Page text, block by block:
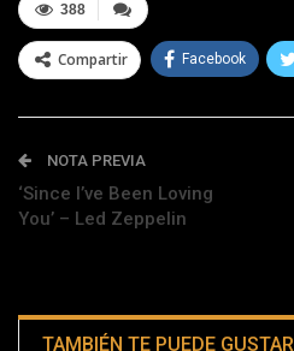
388
Compartir Facebook
NOTA PREVIA
‘Since I’ve Been Loving
You’ – Led Zeppelin
TAMBIÉN TE PUEDE GUSTAR